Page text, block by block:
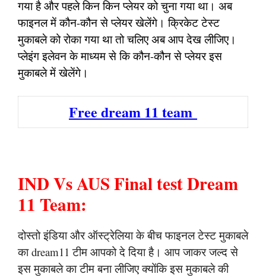
गया है और पहले किन किन प्लेयर को चुना गया था। अब
फाइनल में कौन-कौन से प्लेयर खेलेंगे। क्रिकेट टेस्ट
मुकाबले को रोका गया था तो चलिए अब आप देख लीजिए।
प्लेइंग इलेवन के माध्यम से कि कौन-कौन से प्लेयर इस
मुकाबले में खेलेंगे।
Free dream 11 team
IND Vs AUS Final test Dream
11 Team:
दोस्तो इंडिया और ऑस्ट्रेलिया के बीच फाइनल टेस्ट मुकाबले
का dream11 टीम आपको दे दिया है। आप जाकर जल्द से
इस मुकाबले का टीम बना लीजिए क्योंकि इस मुकाबले की